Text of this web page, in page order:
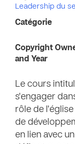
Leadership du
Catégorie
Copyright
and Year
Le cours
s'engager
rôle de
de
en lien avec